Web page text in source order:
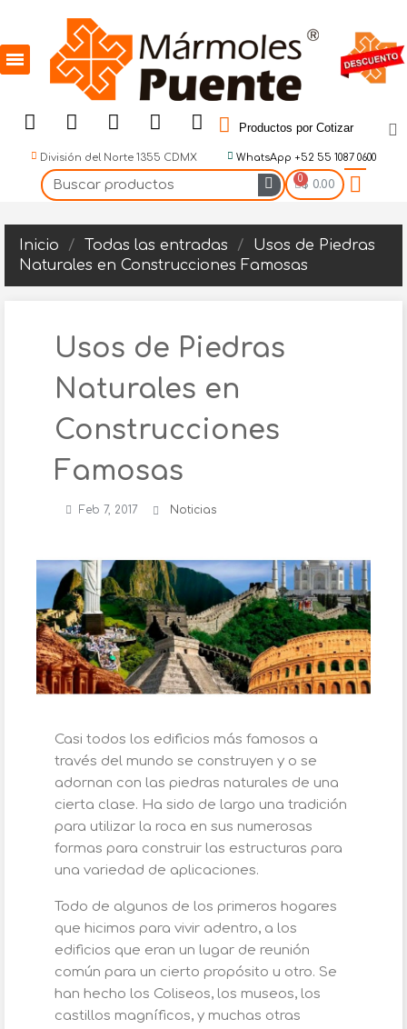
Productos por Cotizar
División del Norte 1355 CDMX WhatsApp +52 55 1087 0600
$ 0.00
Inicio Todas las entradas
Usos de Piedras
Naturales en Construcciones Famosas
Usos de Piedras
Naturales en
Construcciones
Famosas
Feb 7, 2017 Noticias
Casi todos los edificios más famosos a
través del mundo se construyen y o se
adornan con las piedras naturales de una
cierta clase. Ha sido de largo una tradición
para utilizar la roca en sus numerosas
formas para construir las estructuras para
una variedad de aplicaciones.
Todo de algunos de los primeros hogares
que hicimos para vivir adentro, a los
edificios que eran un lugar de reunión
común para un cierto propósito u otro. Se
han hecho los Coliseos, los museos, los
castillos magníficos, y muchas otras